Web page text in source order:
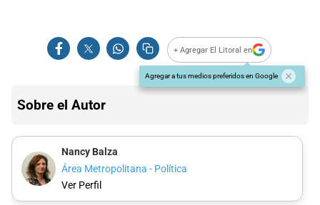
+ Agregar El Litoral en
Agregar a tus medios preferidos en Google
Sobre el Autor
Nancy Balza
Área Metropolitana - Política
Ver Perfil